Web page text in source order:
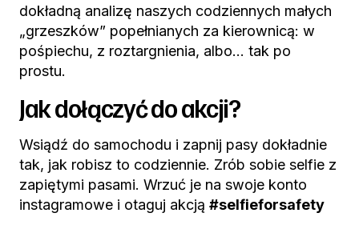
dokładną analizę naszych codziennych małych
„grzeszków” popełnianych za kierownicą: w
pośpiechu, z roztargnienia, albo… tak po
prostu.
Jak dołączyć do akcji?
Wsiądź do samochodu i zapnij pasy dokładnie
tak, jak robisz to codziennie. Zrób sobie selfie z
zapiętymi pasami. Wrzuć je na swoje konto
instagramowe i otaguj akcją #selfieforsafety